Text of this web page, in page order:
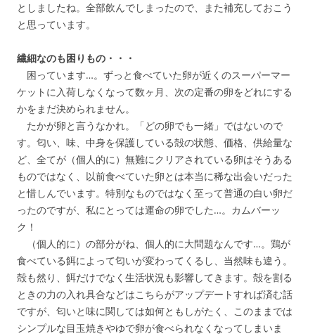
としましたね。全部飲んでしまったので、また補充しておこう
と思っています。
繊細なのも困りもの・・・
困っています…。ずっと食べていた卵が近くのスーパーマー
ケットに入荷しなくなって数ヶ月、次の定番の卵をどれにする
かをまだ決められません。
たかが卵と言うなかれ。「どの卵でも一緒」ではないので
す。匂い、味、中身を保護している殻の状態、価格、供給量な
ど、全てが（個人的に）無難にクリアされている卵はそうある
ものではなく、以前食べていた卵とは本当に稀な出会いだった
と惜しんでいます。特別なものではなく至って普通の白い卵だ
ったのですが、私にとっては運命の卵でした…。カムバーッ
ク！
（個人的に）の部分がね、個人的に大問題なんです…。鶏が
食べている餌によって匂いが変わってくるし、当然味も違う。
殻も然り、餌だけでなく生活状況も影響してきます。殻を割る
ときの力の入れ具合などはこちらがアップデートすれば済む話
ですが、匂いと味に関しては如何ともしがたく、このままでは
シンプルな目玉焼きやゆで卵が食べられなくなってしまいま